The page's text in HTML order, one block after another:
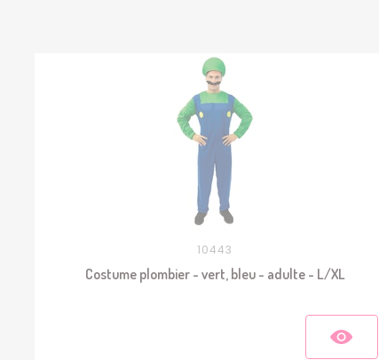
10443
Costume plombier - vert, bleu - adulte - L/XL